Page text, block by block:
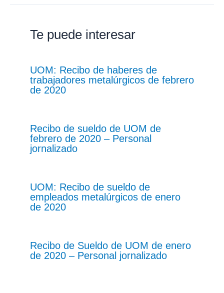
Te puede interesar
UOM: Recibo de haberes de
trabajadores metalúrgicos de febrero
de 2020
Recibo de sueldo de UOM de
febrero de 2020 – Personal
jornalizado
UOM: Recibo de sueldo de
empleados metalúrgicos de enero
de 2020
Recibo de Sueldo de UOM de enero
de 2020 – Personal jornalizado